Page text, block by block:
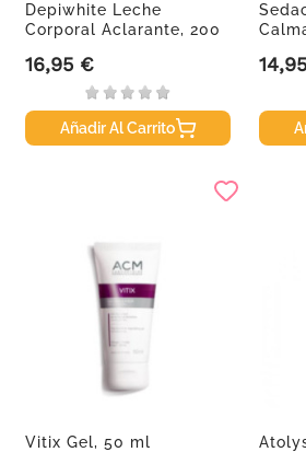
Depiwhite Leche
Corporal Aclarante, 200
Precio
16,95 €
Añadir Al Carrito
Precio
Vitix Gel, 50 ml